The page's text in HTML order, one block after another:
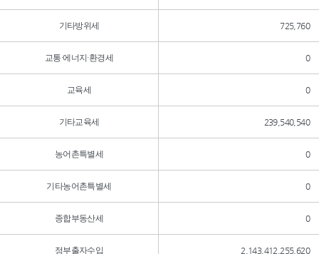
기타방위세 725,760
교통·에너지·환경세 0
교육세 0
기타교육세 239,540,540
농어촌특별세 0
기타농어촌특별세 0
종합부동산세 0
정부출자수입 2,143,412,255,620